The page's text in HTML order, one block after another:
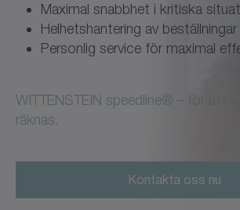
Maximal snabbhet i kritiska
Helhetshantering av
Personlig service för maximal
WITTENSTEIN speedline® – för att
räknas.
Kontakta oss nu